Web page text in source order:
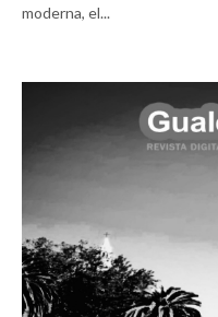
moderna, el...